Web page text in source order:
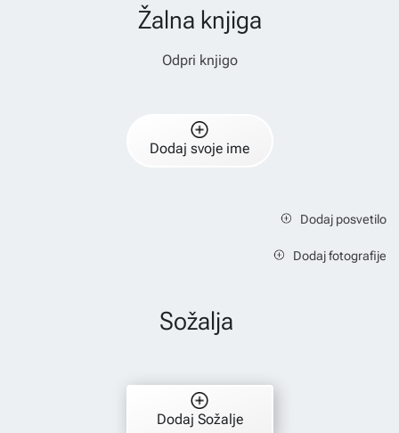
Žalna knjiga
Odpri knjigo
Dodaj svoje ime
Dodaj posvetilo
Dodaj fotografije
Sožalja
Dodaj Sožalje